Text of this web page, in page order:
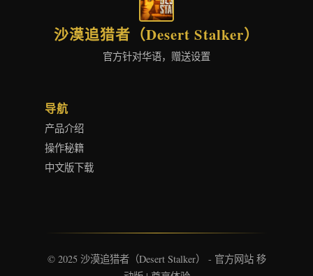
沙漠追猎者（Desert Stalker）
官方针对华语，赠送设置
导航
产品介绍
操作秘籍
中文版下载
© 2025 沙漠追猎者（Desert Stalker） - 官方网站 移